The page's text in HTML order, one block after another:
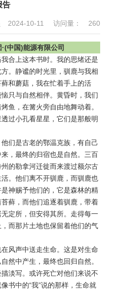
告
2024-10-11 访问量： 260
中国)能源有限公司
合上这本书时。我的思绪还是
。静谧的时光里，驯鹿与我相
和蘑菇，我在忙着手上的活
只与自然相伴。黄昏时，我们
鱼，在篝火旁自由地舞动着。
过小孔看星星，它们是那般明
们是古老的鄂温克族，有自己
，最终的归宿也是自然。三百
的勒拿河迁徙而来渡过额尔古
。他们离不开驯鹿，而驯鹿也
神赐予他们的，它是森林的精
藓，而他们追逐着驯鹿，带着
定所，但安得其所。走得每一
而那片土地也保留着他们的气
风声中送走生命。这是对生命
然中产生，最终也回归自然。
淡写。或许死亡对他们来说不
书中的“我”说的那样，生命就